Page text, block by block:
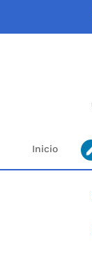
Inicio